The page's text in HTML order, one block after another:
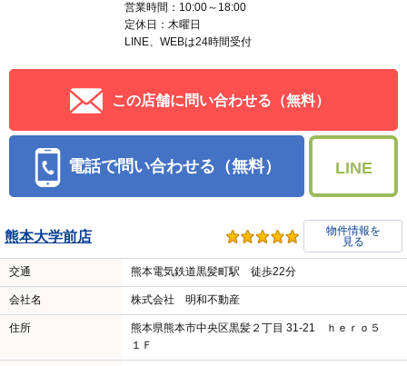
営業時間：10:00～18:00
定休日：木曜日
LINE、WEBは24時間受付
この店舗に問い合わせる（無料）
電話で問い合わせる（無料） LINE
熊本大学前店
物件情報を
見る
交通 熊本電気鉄道黒髪町駅 徒歩22分
会社名 株式会社 明和不動産
住所
熊本県熊本市中央区黒髪２丁目 31-21 ｈｅｒｏ５
１Ｆ